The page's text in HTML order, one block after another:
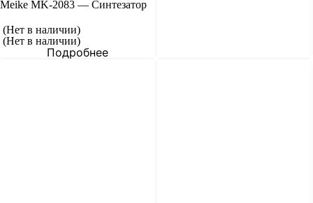
Meike MK-2083 — Синтезатор
(Нет в наличии)
(Нет в наличии)
Подробнее